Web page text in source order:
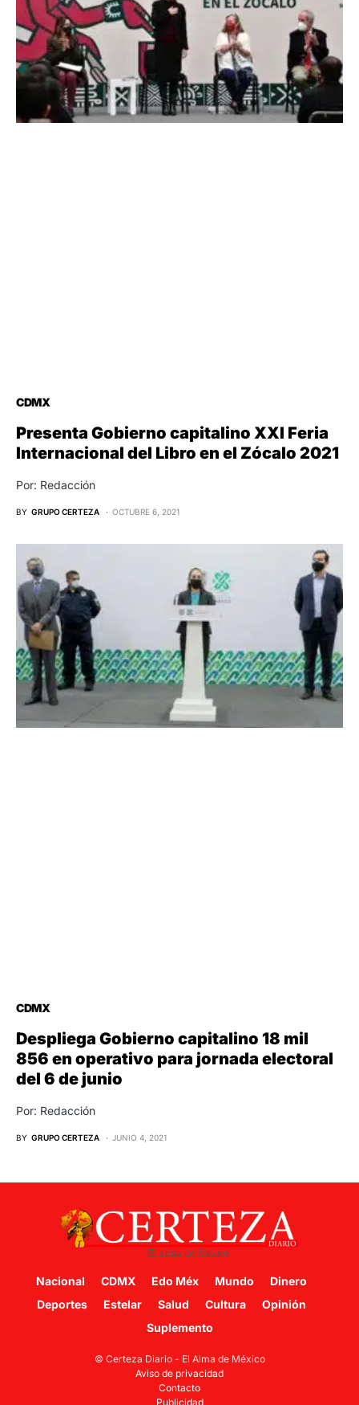
CDMX
Presenta Gobierno capitalino XXI Feria
Internacional del Libro en el Zócalo 2021
Por: Redacción
BY GRUPO CERTEZA OCTUBRE 6, 2021
CDMX
Despliega Gobierno capitalino 18 mil
856 en operativo para jornada electoral
del 6 de junio
Por: Redacción
BY GRUPO CERTEZA JUNIO 4, 2021
Nacional CDMX Edo Méx Mundo
Dinero
Deportes
Estelar Salud Cultura
Opinión
Suplemento
© Certeza Diario - El Alma de México
Aviso de privacidad
Contacto
Publicidad